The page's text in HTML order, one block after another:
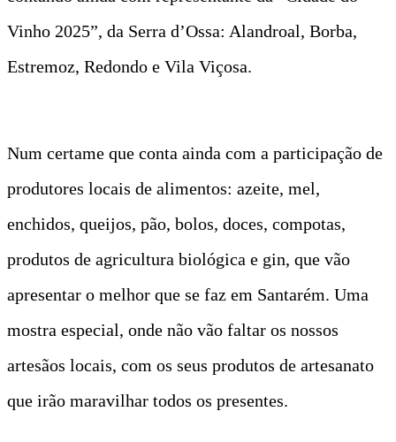
Vinho 2025”, da Serra d’Ossa: Alandroal, Borba,
Estremoz, Redondo e Vila Viçosa.
Num certame que conta ainda com a participação de
produtores locais de alimentos: azeite, mel,
enchidos, queijos, pão, bolos, doces, compotas,
produtos de agricultura biológica e gin, que vão
apresentar o melhor que se faz em Santarém. Uma
mostra especial, onde não vão faltar os nossos
artesãos locais, com os seus produtos de artesanato
que irão maravilhar todos os presentes.